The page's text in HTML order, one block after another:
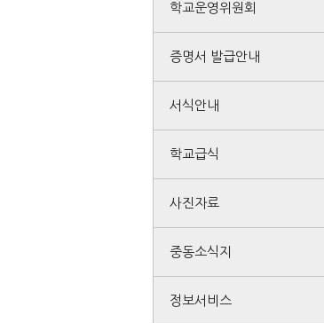
학교운영위원회
증명서 발급안내
서식안내
학교급식
사진자료
중동소식지
정보서비스